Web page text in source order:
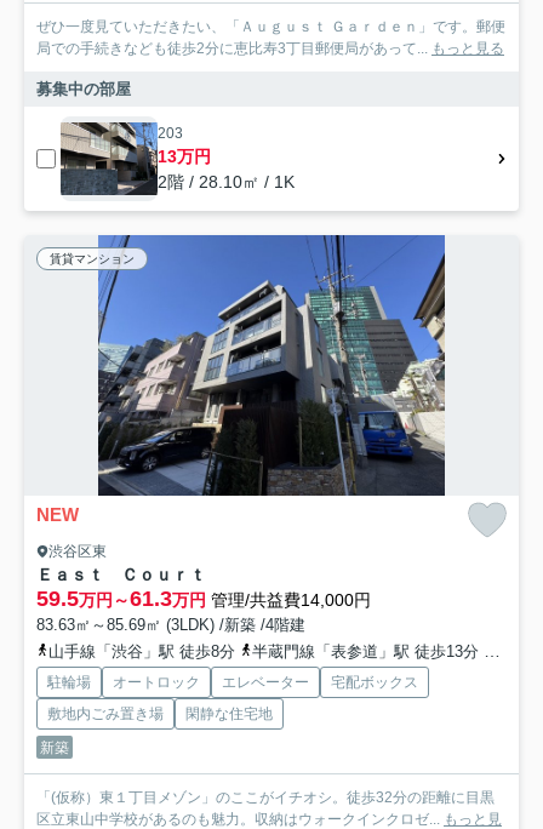
ぜひ一度見ていただきたい、「Ａｕｇｕｓｔ Ｇａｒｄｅｎ」です。郵便
局での手続きなども徒歩2分に恵比寿3丁目郵便局があって... もっと見る
募集中の部屋
203
13万円
2階 / 28.10㎡ / 1K
賃貸マンション
NEW
渋谷区東
Ｅａｓｔ Ｃｏｕｒｔ
59.5万円～61.3万円 管理/共益費14,000円
83.63㎡～85.69㎡ (3LDK) /新築 /4階建
山手線「渋谷」駅 徒歩8分
半蔵門線「表参道」駅 徒歩13分 東急
駐輪場 オートロック エレベーター
宅配ボックス
敷地内ごみ置き場
閑静な住宅地
新築
「(仮称）東１丁目メゾン」のここがイチオシ。徒歩32分の距離に目黒
区立東山中学校があるのも魅力。収納はウォークインクロゼ... もっと見